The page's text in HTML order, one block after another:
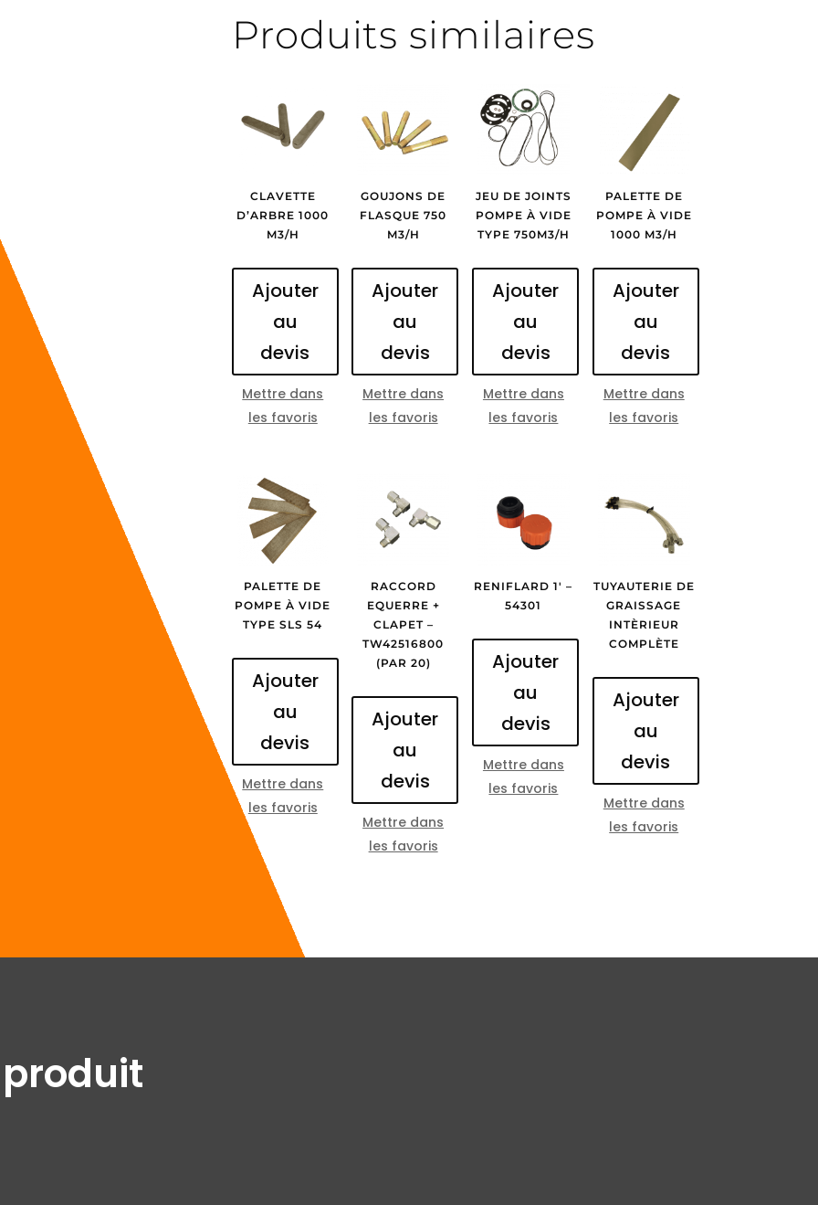
Produits similaires
CLAVETTE
D’ARBRE 1000
M3/H
Ajouter
au
devis
Mettre dans
les favoris
GOUJONS DE
FLASQUE 750
M3/H
Ajouter
au
devis
Mettre dans
les favoris
JEU DE JOINTS
POMPE À VIDE
TYPE 750M3/H
Ajouter
au
devis
Mettre dans
les favoris
PALETTE DE
POMPE À VIDE
1000 M3/H
Ajouter
au
devis
Mettre dans
les favoris
PALETTE DE
POMPE À VIDE
TYPE SLS 54
Ajouter
au
devis
Mettre dans
les favoris
RACCORD
EQUERRE +
CLAPET –
TW42516800
(PAR 20)
Ajouter
au
devis
Mettre dans
les favoris
RENIFLARD 1′ –
54301
Ajouter
au
devis
Mettre dans
les favoris
TUYAUTERIE DE
GRAISSAGE
INTÈRIEUR
COMPLÈTE
Ajouter
au
devis
Mettre dans
les favoris